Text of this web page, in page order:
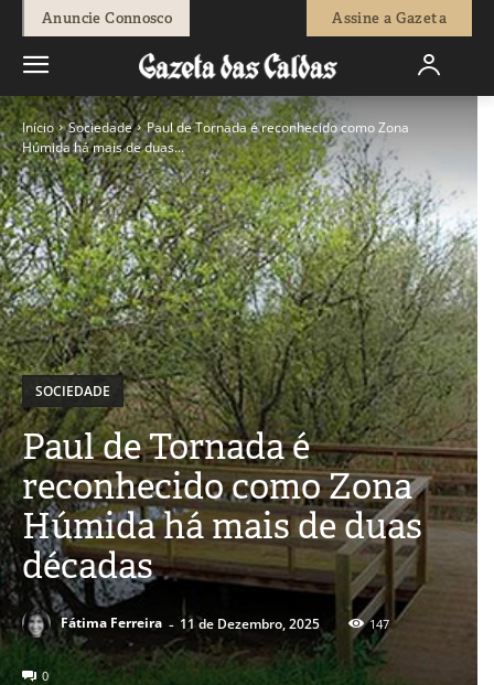
Anuncie Connosco Assine a Gazeta
Início Sociedade
Paul de Tornada é reconhecido como Zona
Húmida há mais de duas...
SOCIEDADE
Paul de Tornada é
reconhecido como Zona
Húmida há mais de duas
décadas
Fátima Ferreira - 11 de Dezembro, 2025 147
0